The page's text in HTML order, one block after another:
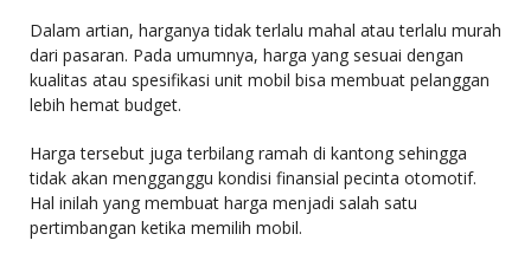
Dalam artian, harganya tidak terlalu mahal atau terlalu murah
dari pasaran. Pada umumnya, harga yang sesuai dengan
kualitas atau spesifikasi unit mobil bisa membuat pelanggan
lebih hemat budget.
Harga tersebut juga terbilang ramah di kantong sehingga
tidak akan mengganggu kondisi finansial pecinta otomotif.
Hal inilah yang membuat harga menjadi salah satu
pertimbangan ketika memilih mobil.